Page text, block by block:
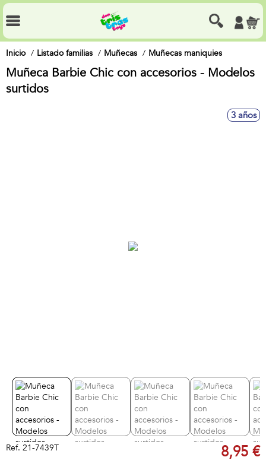
Inicio Listado familias Muñecas Muñecas maniquies
Muñeca Barbie Chic con accesorios - Modelos
surtidos
3 años
Ref. 21-7439T 8,95 €